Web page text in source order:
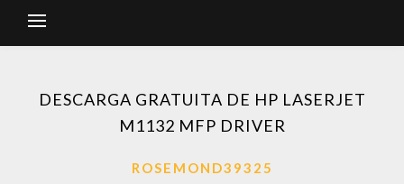
DESCARGA GRATUITA DE HP LASERJET
M1132 MFP DRIVER
ROSEMOND39325